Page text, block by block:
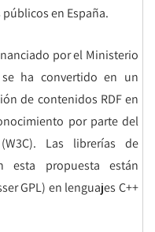
en España.
por el Ministerio
ha convertido en un
de contenidos RDF en
por parte del
Las librerías de
esta propuesta están
GPL) en lenguajes C++